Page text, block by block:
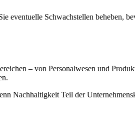
eventuelle Schwachstellen beheben,
– von Personalwesen und
Nachhaltigkeit Teil der